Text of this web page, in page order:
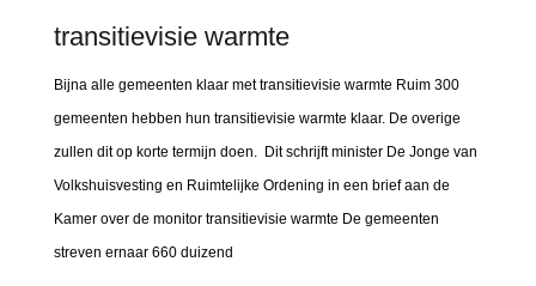
transitievisie warmte
Bijna alle gemeenten klaar met transitievisie warmte Ruim 300
gemeenten hebben hun transitievisie warmte klaar. De overige
zullen dit op korte termijn doen. Dit schrijft minister De Jonge van
Volkshuisvesting en Ruimtelijke Ordening in een brief aan de
Kamer over de monitor transitievisie warmte De gemeenten
streven ernaar 660 duizend